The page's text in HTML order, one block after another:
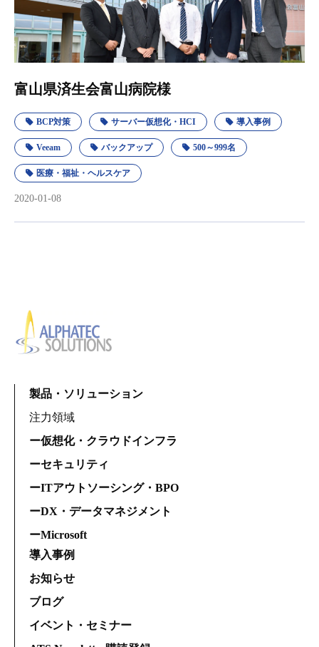
富山県済生会富山病院様
BCP対策 サーバー仮想化・HCI 導入事例
Veeam バックアップ 500～999名
医療・福祉・ヘルスケア
2020-01-08
製品・ソリューション
注力領域
ー仮想化・クラウドインフラ
ーセキュリティ
ーITアウトソーシング・BPO
ーDX・データマネジメント
ーMicrosoft
導入事例
お知らせ
ブログ
イベント・セミナー